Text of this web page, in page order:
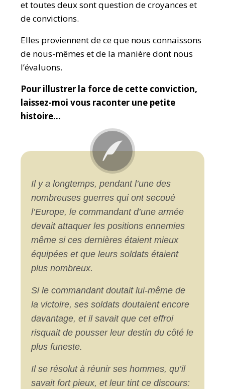
et toutes deux sont question de croyances et
de convictions.
Elles proviennent de ce que nous connaissons
de nous-mêmes et de la manière dont nous
l’évaluons.
Pour illustrer la force de cette conviction,
laissez-moi vous raconter une petite
histoire…
Il y a longtemps, pendant l’une des
nombreuses guerres qui ont secoué
l’Europe, le commandant d’une armée
devait attaquer les positions ennemies
même si ces dernières étaient mieux
équipées et que leurs soldats étaient
plus nombreux.
Si le commandant doutait lui-même de
la victoire, ses soldats doutaient encore
davantage, et il savait que cet effroi
risquait de pousser leur destin du côté le
plus funeste.
Il se résolut à réunir ses hommes , qu’il
savait fort pieux, et leur tint ce discours: